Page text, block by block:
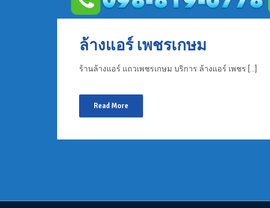
ล้างแอร์ เพชรเกษม
ร้านล้างแอร์ แถวเพชรเกษม บริการ ล้างแอร์ เพชร […]
Read More